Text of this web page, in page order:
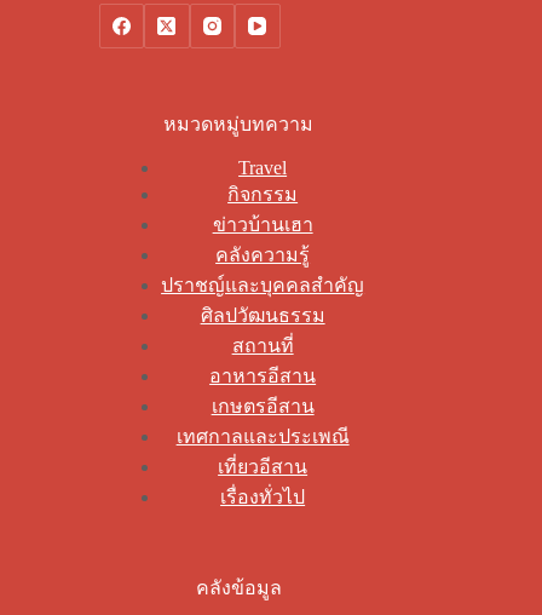
หมวดหมู่บทความ
Travel
กิจกรรม
ข่าวบ้านเฮา
คลังความรู้
ปราชญ์และบุคคลสำคัญ
ศิลปวัฒนธรรม
สถานที่
อาหารอีสาน
เกษตรอีสาน
เทศกาลและประเพณี
เที่ยวอีสาน
เรื่องทั่วไป
คลังข้อมูล